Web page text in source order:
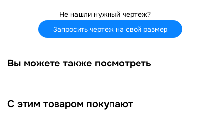
Не нашли нужный чертеж?
Запросить чертеж на свой размер
Вы можете также посмотреть
С этим товаром покупают